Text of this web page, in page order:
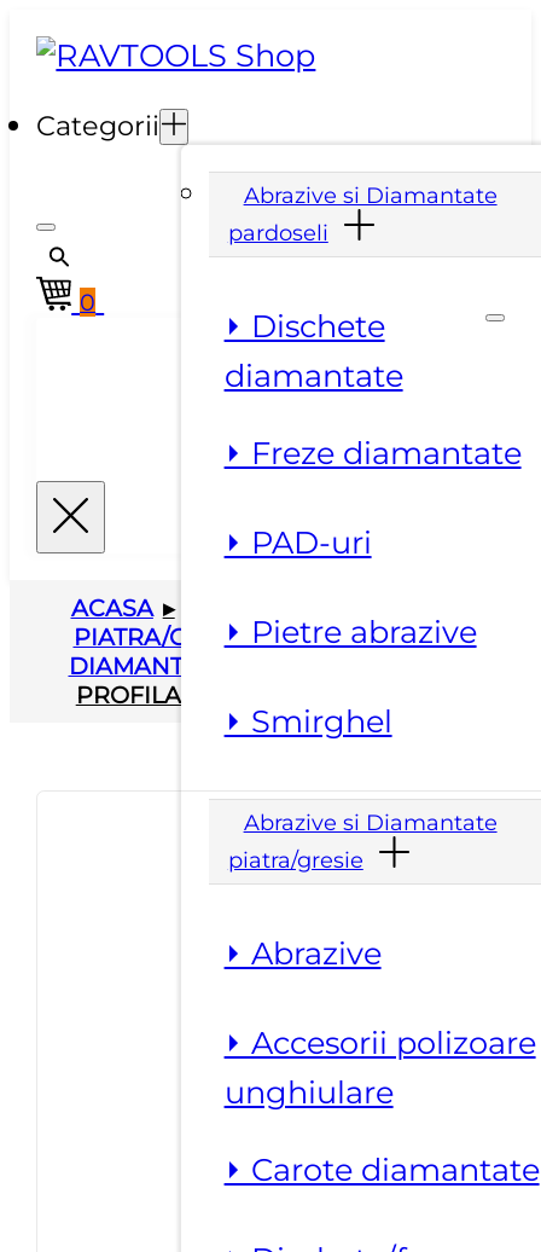
Categorii
Abrazive si Diamantate
pardoseli
⏵ Dischete
diamantate
⏵ Freze diamantate
⏵ PAD-uri
⏵ Pietre abrazive
⏵ Smirghel
Abrazive si Diamantate
piatra/gresie
⏵ Abrazive
⏵ Accesorii polizoare
unghiulare
⏵ Carote diamantate
0
ACASA ▸
PIATRA/GRESIE ▸ DISCHETE/FREZE
DIAMANTATE
PROFILARE LA USCAT PROFIL TIP F